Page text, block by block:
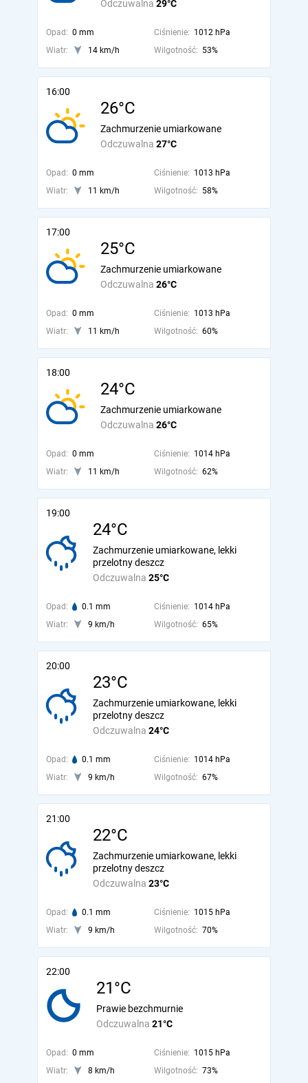
Odczuwalna 29°C
Opad: 0 mm Ciśnienie: 1012 hPa
Wiatr:
14 km/h Wilgotność: 53%
16:00
26°C
Odczuwalna 27°C
Zachmurzenie umiarkowane
Opad: 0 mm Ciśnienie: 1013 hPa
Wiatr:
11 km/h Wilgotność: 58%
17:00
25°C
Odczuwalna 26°C
Zachmurzenie umiarkowane
Opad: 0 mm Ciśnienie: 1013 hPa
Wiatr:
11 km/h Wilgotność: 60%
18:00
24°C
Odczuwalna 26°C
Zachmurzenie umiarkowane
Opad: 0 mm Ciśnienie: 1014 hPa
Wiatr:
11 km/h Wilgotność: 62%
19:00
24°C
Odczuwalna 25°C
Zachmurzenie umiarkowane, lekki
przelotny deszcz
Opad: 0.1 mm Ciśnienie: 1014 hPa
Wiatr:
9 km/h Wilgotność: 65%
20:00
23°C
Odczuwalna 24°C
Zachmurzenie umiarkowane, lekki
przelotny deszcz
Opad: 0.1 mm Ciśnienie: 1014 hPa
Wiatr:
9 km/h Wilgotność: 67%
21:00
22°C
Odczuwalna 23°C
Zachmurzenie umiarkowane, lekki
przelotny deszcz
Opad: 0.1 mm Ciśnienie: 1015 hPa
Wiatr:
9 km/h Wilgotność: 70%
22:00
21°C
Odczuwalna 21°C
Prawie bezchmurnie
Opad: 0 mm Ciśnienie: 1015 hPa
Wiatr:
8 km/h Wilgotność: 73%